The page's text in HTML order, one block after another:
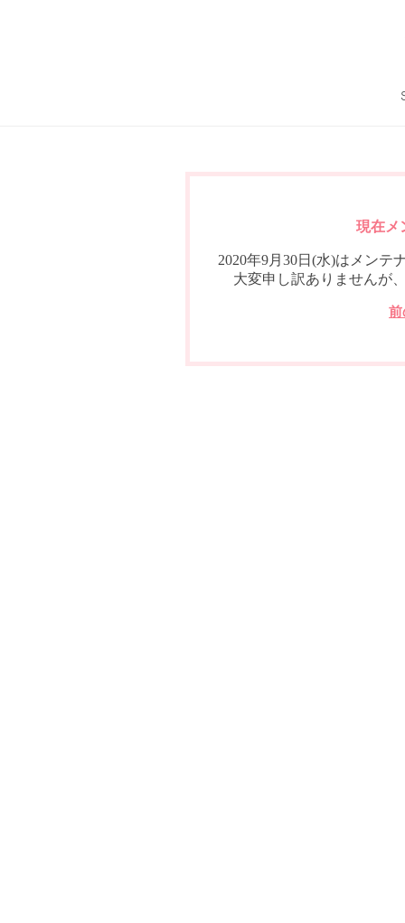
現在メ
2020年9月30日(水)はメンテ
大変申し訳ありませんが
前